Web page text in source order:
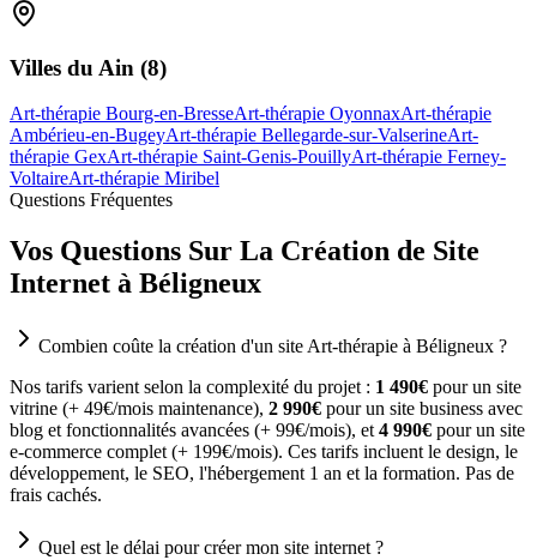
Villes du Ain (8)
Art-thérapie Bourg-en-BresseArt-thérapie OyonnaxArt-thérapie
Ambérieu-en-BugeyArt-thérapie Bellegarde-sur-ValserineArt-
thérapie GexArt-thérapie Saint-Genis-PouillyArt-thérapie Ferney-
VoltaireArt-thérapie Miribel
Questions Fréquentes
Vos Questions Sur La Création de Site
Internet à Béligneux
Combien coûte la création d'un site Art-thérapie à Béligneux ?
Nos tarifs varient selon la complexité du projet : 1 490€ pour un site
vitrine (+ 49€/mois maintenance), 2 990€ pour un site business avec
blog et fonctionnalités avancées (+ 99€/mois), et 4 990€ pour un site
e-commerce complet (+ 199€/mois). Ces tarifs incluent le design, le
développement, le SEO, l'hébergement 1 an et la formation. Pas de
frais cachés.
Quel est le délai pour créer mon site internet ?